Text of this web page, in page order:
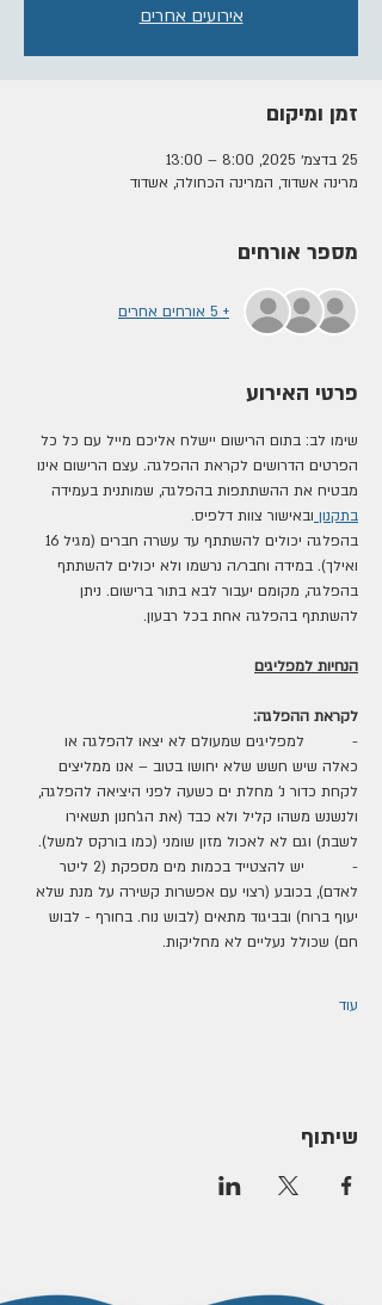
אירועים אחרים
זמן ומיקום
25 בדצמ׳ 2025, 8:00 – 13:00
מרינה אשדוד, המרינה הכחולה, אשדוד
מספר אורחים
+ 5 אורחים אחרים
פרטי האירוע
שימו לב: בתום הרישום יישלח אליכם מייל עם כל כל
הפרטים הדרושים לקראת ההפלגה. עצם הרישום אינו
מבטיח את ההשתתפות בהפלגה, שמותנית בעמידה
בתקנון ובאישור צוות דלפיס.
ואילך). במידה וחבר/ה נרשמו ולא יכולים להשתתף
בהפלגה, מקומם יעבור לבא בתור ברישום. ניתן
להשתתף בהפלגה אחת בכל רבעון.
הנחיות למפליגים
לקראת ההפלגה:
-          למפליגים שמעולם לא יצאו להפלגה או
כאלה שיש חשש שלא יחושו בטוב – אנו ממליצים
לקחת כדור נ' מחלת ים כשעה לפני היציאה להפלגה,
ולנשנש משהו קליל ולא כבד (את הג'חנון תשאירו
לשבת) וגם לא לאכול מזון שומני (כמו בורקס למשל).
-          יש להצטייד בכמות מים מספקת (2 ליטר
לאדם), בכובע (רצוי עם אפשרות קשירה על מנת שלא
יעוף ברוח) ובביגוד מתאים (לבוש נוח. בחורף - לבוש
חם) שכולל נעליים לא מחליקות.
עוד
שיתוף